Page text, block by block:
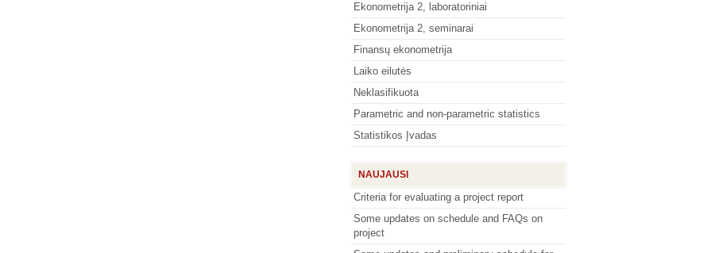
Ekonometrija 2, laboratoriniai
Ekonometrija 2, seminarai
Finansų ekonometrija
Laiko eilutės
Neklasifikuota
Parametric and non-parametric statistics
Statistikos Įvadas
NAUJAUSI
Criteria for evaluating a project report
Some updates on schedule and FAQs on
project